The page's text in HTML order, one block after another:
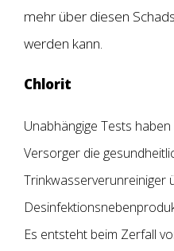
mehr über diesen
werden kann.
Chlorit
Unabhängige Tests
Versorger die
Trinkwasserverunreiniger
Es entsteht beim Zerfall